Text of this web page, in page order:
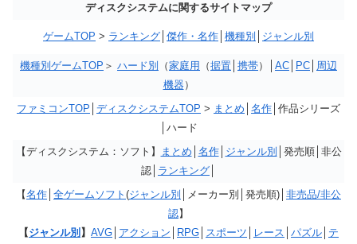
ディスクシステムに関するサイトマップ
ゲームTOP > ランキング 傑作・名作 機種別 ジャンル別
機種別ゲームTOP ＞ ハード別 （家庭用 （据置 携帯）│ AC PC
周辺
機器 ）
ファミコンTOP ディスクシステムTOP > まとめ 名作 │作品シリーズ
│ハード
【ディスクシステム：ソフト】
まとめ 名作│ ジャンル別
│発売順│非公
認│ ランキング
【名作 全ゲームソフト (ジャンル別 │メーカー別│発売順)│ 非売品/非公
認】
【ジャンル別 】 AVG アクション RPG スポーツ レース パズル テ